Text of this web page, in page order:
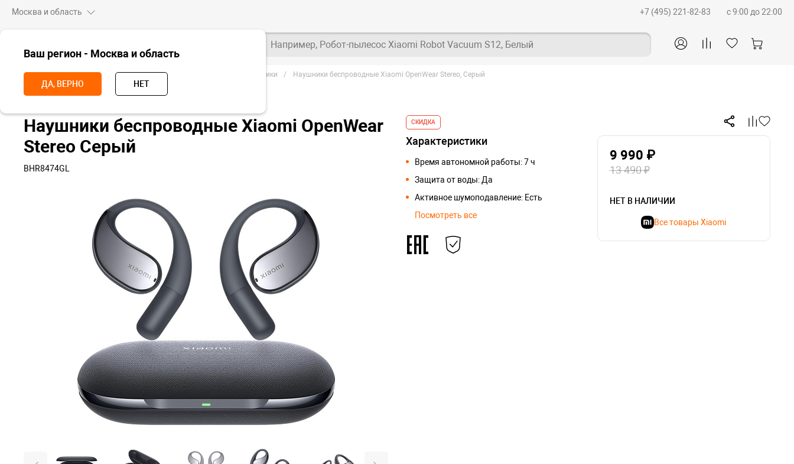
Москва и область
Ваш регион - Москва и область
ДА, ВЕРНО НЕТ
+7 (495) 221-82-83 c 9:00 до 22:00
Например, Робот-пылесос Xiaomi Robot Vacuum S12, Белый
Главная Носимые устройства Наушники Беспроводные наушники Наушники беспроводные Xiaomi OpenWear Stereo, Серый
Наушники беспроводные Xiaomi OpenWear
Stereo Серый
BHR8474GL
СКИДКА
Характеристики
Время автономной работы: 7 ч
Защита от воды: Да
Активное шумоподавление: Есть
Посмотреть все
9 990 ₽
13 490 ₽
НЕТ В НАЛИЧИИ
Все товары Xiaomi